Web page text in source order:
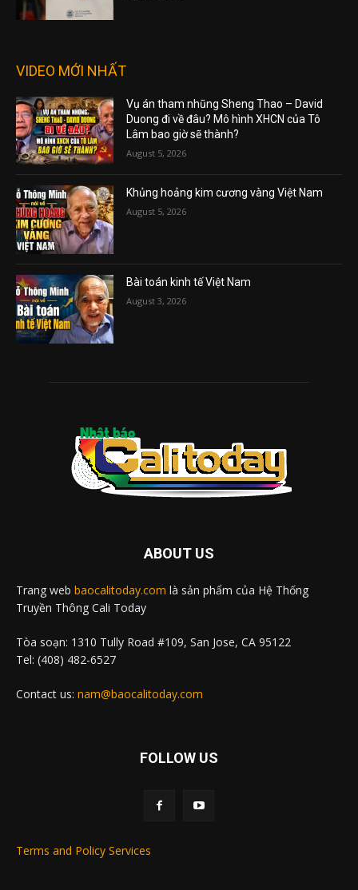
VIDEO MỚI NHẤT
Vụ án tham nhũng Sheng Thao – David
Duong đi về đâu? Mô hình XHCN của Tô
Lâm bao giờ sẽ thành?
August 5, 2026
Khủng hoảng kim cương vàng Việt Nam
August 5, 2026
Bài toán kinh tế Việt Nam
August 3, 2026
ABOUT US
Trang web baocalitoday.com là sản phẩm của Hệ Thống
Truyền Thông Cali Today
Tòa soạn: 1310 Tully Road #109, San Jose, CA 95122
Tel: (408) 482-6527
Contact us: nam@baocalitoday.com
FOLLOW US
Terms and Policy Services